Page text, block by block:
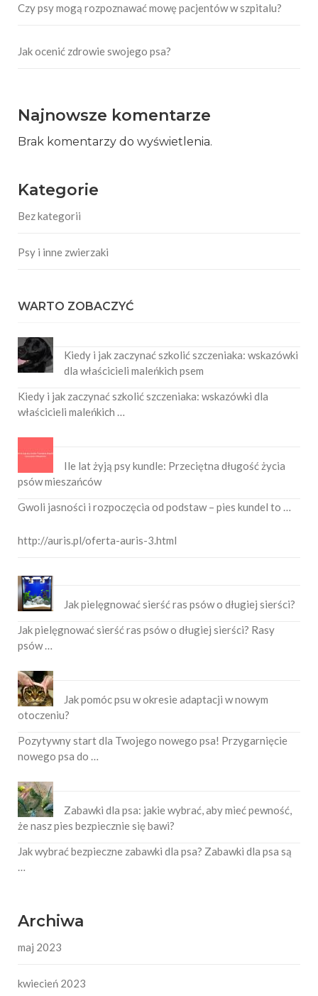
Czy psy mogą rozpoznawać mowę pacjentów w szpitalu?
Jak ocenić zdrowie swojego psa?
Najnowsze komentarze
Brak komentarzy do wyświetlenia.
Kategorie
Bez kategorii
Psy i inne zwierzaki
WARTO ZOBACZYĆ
Kiedy i jak zaczynać szkolić szczeniaka: wskazówki
dla właścicieli maleńkich psem
Kiedy i jak zaczynać szkolić szczeniaka: wskazówki dla
właścicieli maleńkich …
Ile lat żyją psy kundle: Przeciętna długość życia
psów mieszańców
Gwoli jasności i rozpoczęcia od podstaw – pies kundel to …
http://auris.pl/oferta-auris-3.html
Jak pielęgnować sierść ras psów o długiej sierści?
Jak pielęgnować sierść ras psów o długiej sierści? Rasy
psów …
Jak pomóc psu w okresie adaptacji w nowym
otoczeniu?
Pozytywny start dla Twojego nowego psa! Przygarnięcie
nowego psa do …
Zabawki dla psa: jakie wybrać, aby mieć pewność,
że nasz pies bezpiecznie się bawi?
Jak wybrać bezpieczne zabawki dla psa? Zabawki dla psa są
…
Archiwa
maj 2023
kwiecień 2023